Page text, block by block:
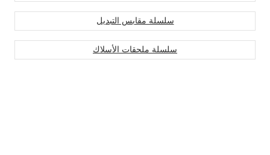
سلسلة مقابس التبديل
سلسلة ملحقات الأسلاك